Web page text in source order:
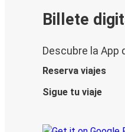
Billete
Descubre la App
Reserva viajes
Sigue tu viaje